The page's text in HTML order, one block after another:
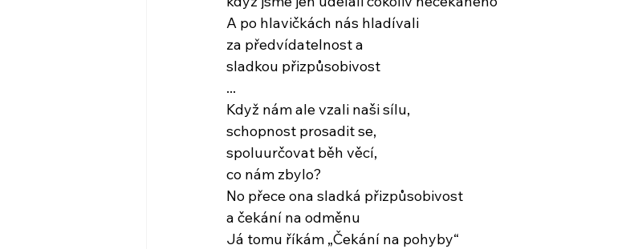
A po hlavičkách nás hladívali
za předvídatelnost a
sladkou přizpůsobivost
...
Když nám ale vzali naši sílu,
schopnost prosadit se,
spoluurčovat běh věcí,
co nám zbylo?
No přece ona sladká přizpůsobivost
a čekání na odměnu
Já tomu říkám „Čekání na pohyby“